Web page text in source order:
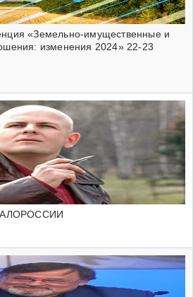
«Земельно-имущественные и
изменения 2024» 22-23